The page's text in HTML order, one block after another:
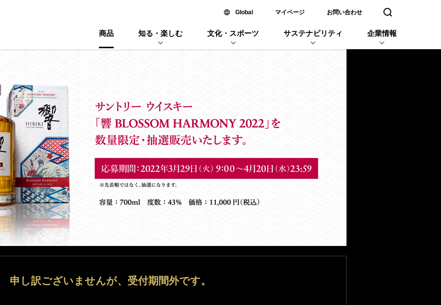
Global新しいウィンドウで開く
マイページ お問い合わせ 検索窓を開く
商品 知る・楽しむ 文化・スポーツ サステナビリティ 企業情報
申し訳ございませんが、受付期間外です。